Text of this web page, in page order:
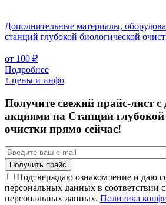
Дополнительные материалы,
станций глубокой биологической
от 100 ₽
Подробнее
↑ цены и инфо
Получите свежий прайс-лист
акциями на Станции глубокой
очистки прямо сейчас!
Подтверждаю ознакомление и даю
персональных данных в соответствии
персональных данных. Политика